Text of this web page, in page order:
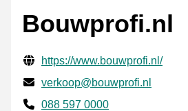
Bouwprofi.nl
Informazioni di contatto verificate
Website URL
https://www.bouwprofi.nl/
Mail
verkoop@bouwprofi.nl
Phone number
088 597 0000